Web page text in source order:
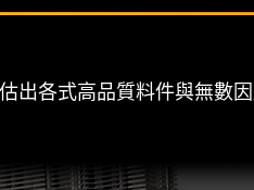
出各式高品質料件與無數